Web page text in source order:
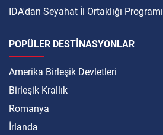
IDA'dan Seyahat İi Ortaklığı Programı
POPÜLER DESTINASYONLAR
Amerika Birleşik Devletleri
Birleşik Krallık
Romanya
İrlanda